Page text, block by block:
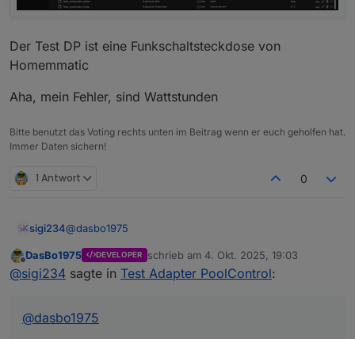
Laufzeit- und Umwälzberechnung
externen kWh-Zähler
Der Test DP ist eine Funkschaltsteckdose von
Homemmatic
Aha, mein Fehler, sind Wattstunden
Bitte benutzt das Voting rechts unten im Beitrag wenn er euch geholfen hat.
Immer Daten sichern!
1 Antwort 0
sigi234@dasbo1975
Ich teste mal weiter.
Nur so einige Gedanken:
Benachrichtigung wenn ein Pumpenfehler
Offline
DasBo1975 DEVELOPER schrieb am 4. Okt. 2025, 19:03
zuletzt editiert von
@sigi234 sagte in Test Adapter PoolControl:
@dasbo1975